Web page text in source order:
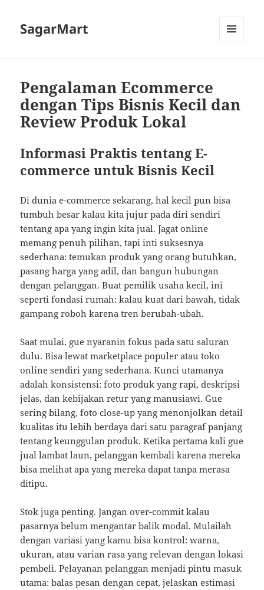
SagarMart
Pengalaman Ecommerce
dengan Tips Bisnis Kecil dan
Review Produk Lokal
Informasi Praktis tentang E-
commerce untuk Bisnis Kecil
Di dunia e-commerce sekarang, hal kecil pun bisa
tumbuh besar kalau kita jujur pada diri sendiri
tentang apa yang ingin kita jual. Jagat online
memang penuh pilihan, tapi inti suksesnya
sederhana: temukan produk yang orang butuhkan,
pasang harga yang adil, dan bangun hubungan
dengan pelanggan. Buat pemilik usaha kecil, ini
seperti fondasi rumah: kalau kuat dari bawah, tidak
gampang roboh karena tren berubah-ubah.
Saat mulai, gue nyaranin fokus pada satu saluran
dulu. Bisa lewat marketplace populer atau toko
online sendiri yang sederhana. Kunci utamanya
adalah konsistensi: foto produk yang rapi, deskripsi
jelas, dan kebijakan retur yang manusiawi. Gue
sering bilang, foto close-up yang menonjolkan detail
kualitas itu lebih berdaya dari satu paragraf panjang
tentang keunggulan produk. Ketika pertama kali gue
jual lambat laun, pelanggan kembali karena mereka
bisa melihat apa yang mereka dapat tanpa merasa
ditipu.
Stok juga penting. Jangan over-commit kalau
pasarnya belum mengantar balik modal. Mulailah
dengan variasi yang kamu bisa kontrol: warna,
ukuran, atau varian rasa yang relevan dengan lokasi
pembeli. Pelayanan pelanggan menjadi pintu masuk
utama: balas pesan dengan cepat, jelaskan estimasi